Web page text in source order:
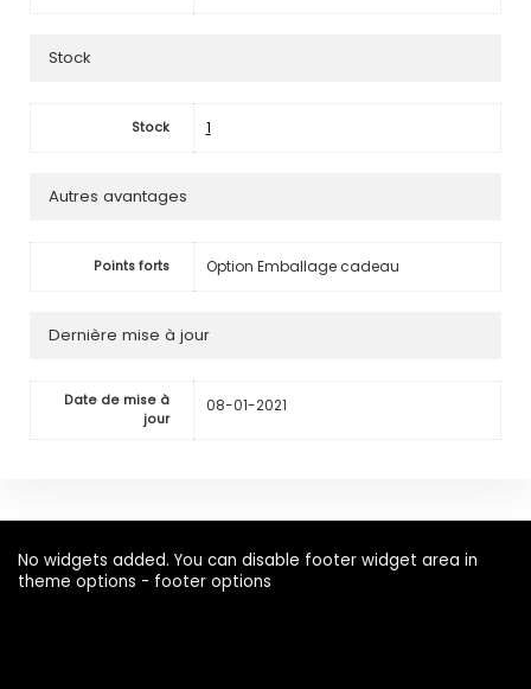
Stock
Stock 1
Autres avantages
Points forts Option Emballage cadeau
Dernière mise à jour
Date de mise à
jour
08-01-2021
No widgets added. You can disable footer widget area in
theme options - footer options